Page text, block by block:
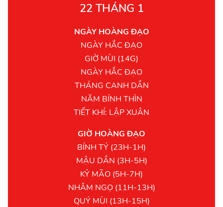
22 THÁNG 1
NGÀY HOÀNG ĐẠO
NGÀY HẮC ĐẠO
GIỜ MÙI (14G)
NGÀY HẮC ĐẠO
THÁNG CANH DẦN
NĂM BÍNH THÌN
TIẾT KHÍ: LẬP XUÂN
GIỜ HOÀNG ĐẠO
BÍNH TÝ (23H-1H)
MẬU DẦN (3H-5H)
KỶ MÃO (5H-7H)
NHÂM NGỌ (11H-13H)
QUÝ MÙI (13H-15H)